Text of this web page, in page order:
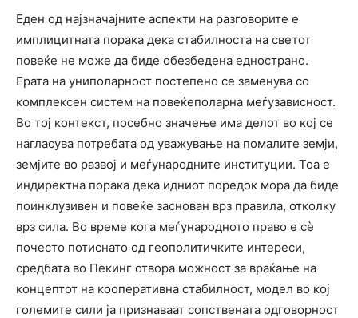
Еден од најзначајните аспекти на разговорите е
имплицитната порака дека стабилноста на светот
повеќе не може да биде обезбедена еднострано.
Ерата на униполарност постепено се заменува со
комплексен систем на повеќеполарна меѓузависност.
Во тој контекст, посебно значење има делот во кој се
нагласува потребата од уважување на помалите земји,
земјите во развој и меѓународните институции. Тоа е
индиректна порака дека идниот поредок мора да биде
поинклузивен и повеќе заснован врз правила, отколку
врз сила. Во време кога меѓународното право е сè
почесто потиснато од геополитичките интереси,
средбата во Пекинг отвора можност за враќање на
концептот на кооперативна стабилност, модел во кој
големите сили ја признаваат сопствената одговорност